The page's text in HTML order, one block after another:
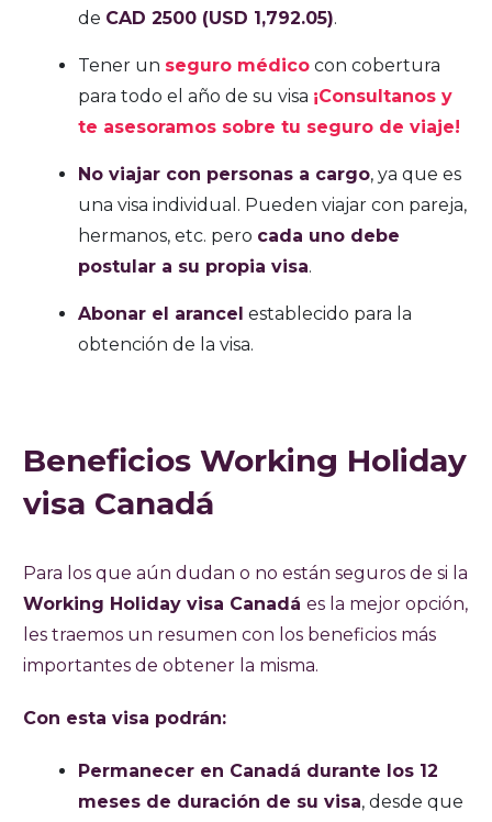
de CAD 2500 (USD 1,792.05).
Tener un seguro médico con cobertura
para todo el año de su visa ¡Consultanos y
te asesoramos sobre tu seguro de viaje!
No viajar con personas a cargo, ya que es
una visa individual. Pueden viajar con pareja,
hermanos, etc. pero cada uno debe
postular a su propia visa.
Abonar el arancel establecido para la
obtención de la visa.
Beneficios Working Holiday
visa Canadá
Para los que aún dudan o no están seguros de si la
Working Holiday visa Canadá es la mejor opción,
les traemos un resumen con los beneficios más
importantes de obtener la misma.
Con esta visa podrán:
Permanecer en Canadá durante los 12
meses de duración de su visa, desde que